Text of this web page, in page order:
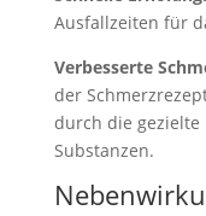
Ausfallzeiten für
Verbesserte
der
durch die
Substanzen.